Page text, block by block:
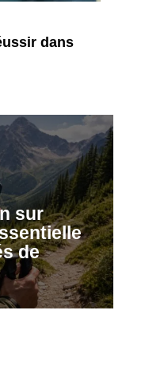
dans
sur
de